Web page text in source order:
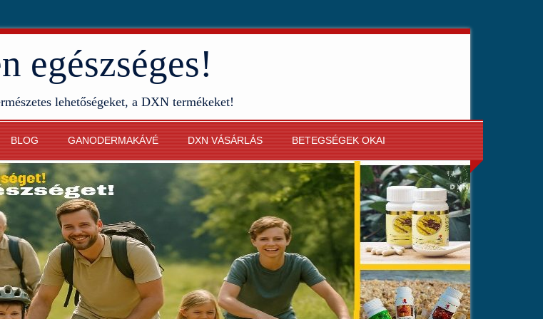
egészséges!
lehetőségeket, a DXN termékeket!
BLOG GANODERMAKÁVÉ DXN VÁSÁRLÁS BETEGSÉGEK OKAI